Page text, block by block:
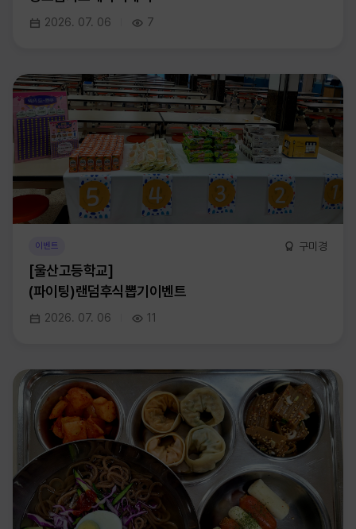
2026. 07. 06 7
이벤트 구미경
[울산고등학교]
(파이팅)랜덤후식뽑기이벤트
2026. 07. 06 11